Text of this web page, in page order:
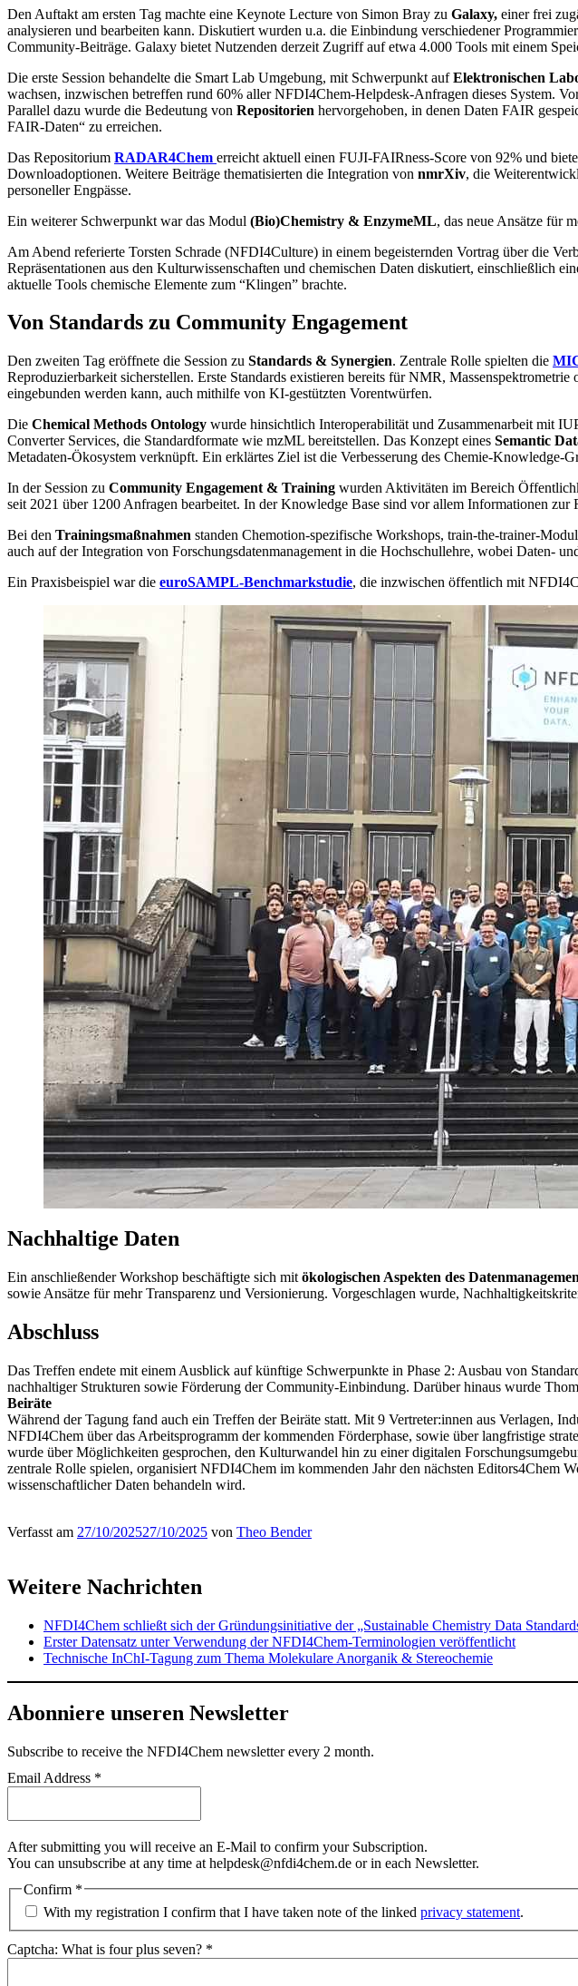
Den Auftakt am ersten Tag machte eine Keynote Lecture von Simon Bray zu Galaxy, einer frei
analysieren und bearbeiten kann. Diskutiert wurden u.a. die Einbindung verschiedener
Community-Beiträge. Galaxy bietet Nutzenden derzeit Zugriff auf etwa 4.000 Tools mit einem
Die erste Session behandelte die Smart Lab Umgebung, mit Schwerpunkt aufElektronischen
wachsen, inzwischen betreffen rund 60% aller NFDI4Chem-Helpdesk-Anfragen dieses System.
Parallel dazu wurde die Bedeutung von Repositorien hervorgehoben, in denen Daten FAIR
FAIR-Daten“ zu erreichen.
Das Repositorium RADAR4Chem erreicht aktuell einen FUJI-FAIRness-Score von 92% und
Downloadoptionen. Weitere Beiträge thematisierten die Integration von nmrXiv, die
personeller Engpässe.
Ein weiterer Schwerpunkt war das Modul (Bio)Chemistry & EnzymeML, das neue Ansätze für
Am Abend referierte Torsten Schrade (NFDI4Culture) in einem begeisternden Vortrag über die
Repräsentationen aus den Kulturwissenschaften und chemischen Daten diskutiert, einschließlich
aktuelle Tools chemische Elemente zum “Klingen” brachte.
Von Standards zu Community Engagement
Den zweiten Tag eröffnete die Session zu Standards & Synergien. Zentrale Rolle spielten die
Reproduzierbarkeit sicherstellen. Erste Standards existieren bereits für NMR,
eingebunden werden kann, auch mithilfe von KI-gestützten Vorentwürfen.
Die Chemical Methods Ontology wurde hinsichtlich Interoperabilität und Zusammenarbeit mit
Converter Services, die Standardformate wie mzML bereitstellen. Das Konzept eines Semantic
Metadaten-Ökosystem verknüpft. Ein erklärtes Ziel ist die Verbesserung des Chemie-Knowledge-
In der Session zu Community Engagement & Training wurden Aktivitäten im Bereich
seit 2021 über 1200 Anfragen bearbeitet. In der Knowledge Base sind vor allem Informationen
Bei den Trainingsmaßnahmen standen Chemotion-spezifische Workshops, train-the-trainer-
auch auf der Integration von Forschungsdatenmanagement in die Hochschullehre, wobei Daten-
Ein Praxisbeispiel war die euroSAMPL-Benchmarkstudie, die inzwischen öffentlich mit
Nachhaltige Daten
Ein anschließender Workshop beschäftigte sich mit ökologischen Aspekten des
sowie Ansätze für mehr Transparenz und Versionierung. Vorgeschlagen wurde,
Abschluss
Das Treffen endete mit einem Ausblick auf künftige Schwerpunkte in Phase 2: Ausbau von
nachhaltiger Strukturen sowie Förderung der Community-Einbindung. Darüber hinaus wurde
Beiräte
Während der Tagung fand auch ein Treffen der Beiräte statt. Mit 9 Vertreter:innen aus Verlagen,
NFDI4Chem über das Arbeitsprogramm der kommenden Förderphase, sowie über langfristige
wurde über Möglichkeiten gesprochen, den Kulturwandel hin zu einer digitalen
zentrale Rolle spielen, organisiert NFDI4Chem im kommenden Jahr den nächsten Editors4Chem
wissenschaftlicher Daten behandeln wird.
Verfasst am 27/10/202527/10/2025 von Theo Bender
Weitere Nachrichten
NFDI4Chem schließt sich der Gründungsinitiative der „Sustainable Chemistry Data
Erster Datensatz unter Verwendung der NFDI4Chem-Terminologien veröffentlicht
Technische InChI-Tagung zum Thema Molekulare Anorganik & Stereochemie
Abonniere unseren Newsletter
Subscribe to receive the NFDI4Chem newsletter every 2 month.
Email Address *
After submitting you will receive an E-Mail to confirm your Subscription.
You can unsubscribe at any time at helpdesk@nfdi4chem.de or in each Newsletter.
Confirm *
With my registration I confirm that I have taken note of the linked privacy statement.
Captcha: What is four plus seven? *